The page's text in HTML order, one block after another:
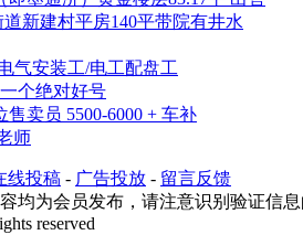
道新建村平房140平带院有井水
气安装工/电工配盘工
个绝对好号
卖员 5500-6000 + 车补
师
线投稿 - 广告投放 - 留言反馈
均为会员发布，请注意识别验证信
reserved